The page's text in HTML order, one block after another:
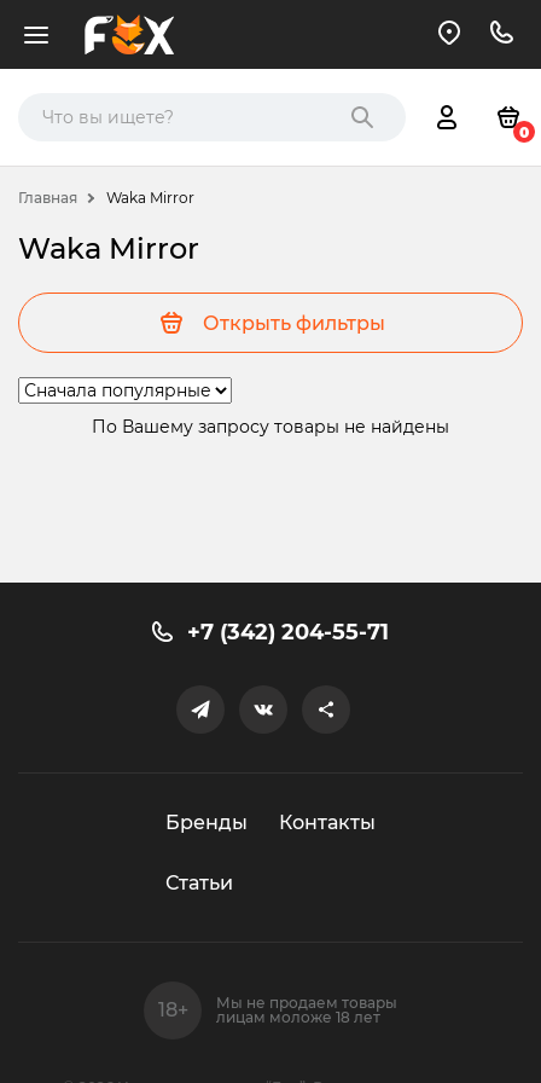
0
Главная Waka Mirror
Waka Mirror
Открыть фильтры
По Вашему запросу товары не найдены
+7 (342) 204-55-71
Бренды
Статьи
Контакты
Мы не продаем товары
лицам моложе 18 лет